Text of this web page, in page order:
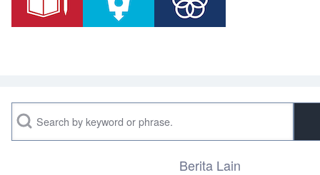
Search
Berita Lain